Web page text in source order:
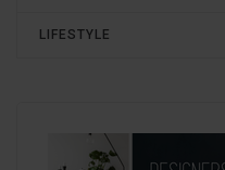
LIFESTYLE